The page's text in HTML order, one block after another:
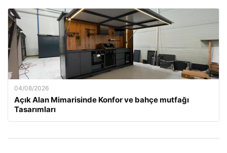
04/08/2026
Açık Alan Mimarisinde Konfor ve bahçe mutfağı
Tasarımları